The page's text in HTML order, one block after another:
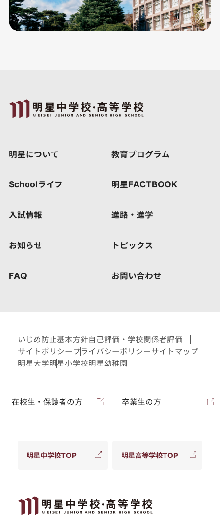
明星について 教育プログラム
Schoolライフ 明星FACTBOOK
入試情報 進路・進学
お知らせ トピックス
FAQ お問い合わせ
いじめ防止基本方針自己評価・学校関係者評価
サイトポリシー プライバシーポリシーサイトマップ
明星大学明星小学校明星幼稚園
在校生・保護者の方 卒業生の方
明星中学校TOP 明星高等学校TOP